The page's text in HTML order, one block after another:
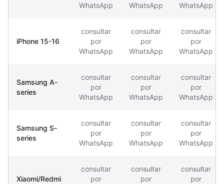
WhatsApp
WhatsApp
WhatsApp
iPhone 15-16
consultar
por
WhatsApp
consultar
por
WhatsApp
consultar
por
WhatsApp
Samsung A-
series
consultar
por
WhatsApp
consultar
por
WhatsApp
consultar
por
WhatsApp
Samsung S-
series
consultar
por
WhatsApp
consultar
por
WhatsApp
consultar
por
WhatsApp
Xiaomi/Redmi
consultar
por
consultar
por
consultar
por